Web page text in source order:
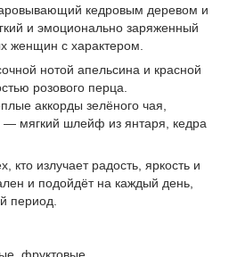
кедровым деревом и
и эмоционально заряженный
женщин с характером.
нотой апельсина и красной
розового перца.
аккорды зелёного чая,
мягкий шлейф из янтаря, кедра
кто излучает радость, яркость и
и подойдёт на каждый день,
период.